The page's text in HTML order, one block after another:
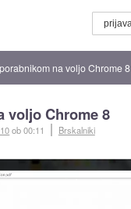
na voljo Chrome 8
voljo Chrome 8
ob 00:11 Brskalniki